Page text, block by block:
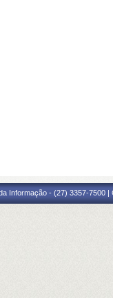
Informação - (27) 3357-7500